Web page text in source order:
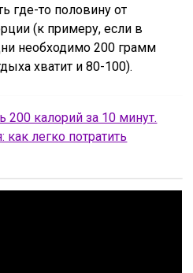
где-то половину от
(к примеру, если в
необходимо 200 грамм
хватит и 80-100).
200 калорий за 10 минут.
легко потратить